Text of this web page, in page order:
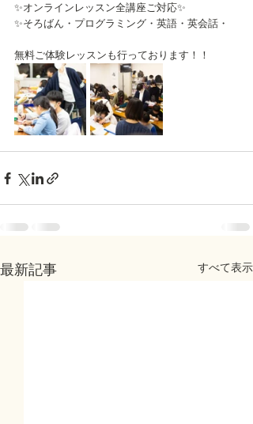
✨オンラインレッスン全講座ご対応✨
✨そろばん・プログラミング・英語・英会話・
無料ご体験レッスンも行っております！！
最新記事 すべて表示